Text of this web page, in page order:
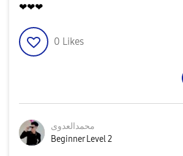
❤❤❤
0 Likes
محمدالعدوى
Beginner Level 2